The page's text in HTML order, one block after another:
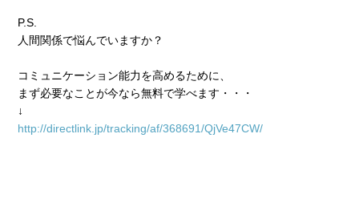
P.S.
人間関係で悩んでいますか？
コミュニケーション能力を高めるために、
まず必要なことが今なら無料で学べます・・・
↓
http://directlink.jp/tracking/af/368691/QjVe47CW/